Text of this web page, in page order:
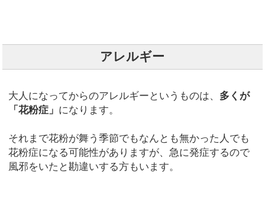
アレルギー
大人になってからのアレルギーというものは、 多くが
「花粉症」 になります。
それまで花粉が舞う季節でもなんとも無かった人でも
花粉症になる可能性がありますが、急に発症するので
風邪をいたと勘違いする方もいます。